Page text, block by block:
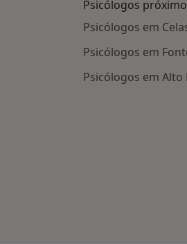
Psicólogos
Psicólogos em
Psicólogos em
Psicólogos em Alto